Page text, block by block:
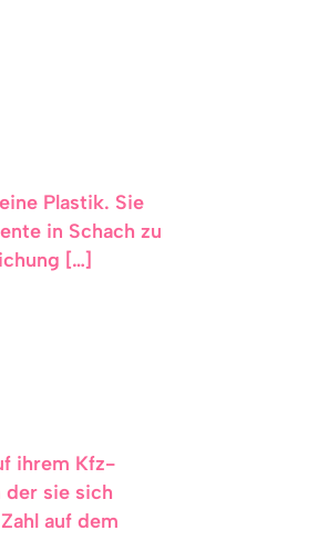
Plastik. Sie
in Schach zu
[…]
ihrem Kfz-
der sie sich
auf dem